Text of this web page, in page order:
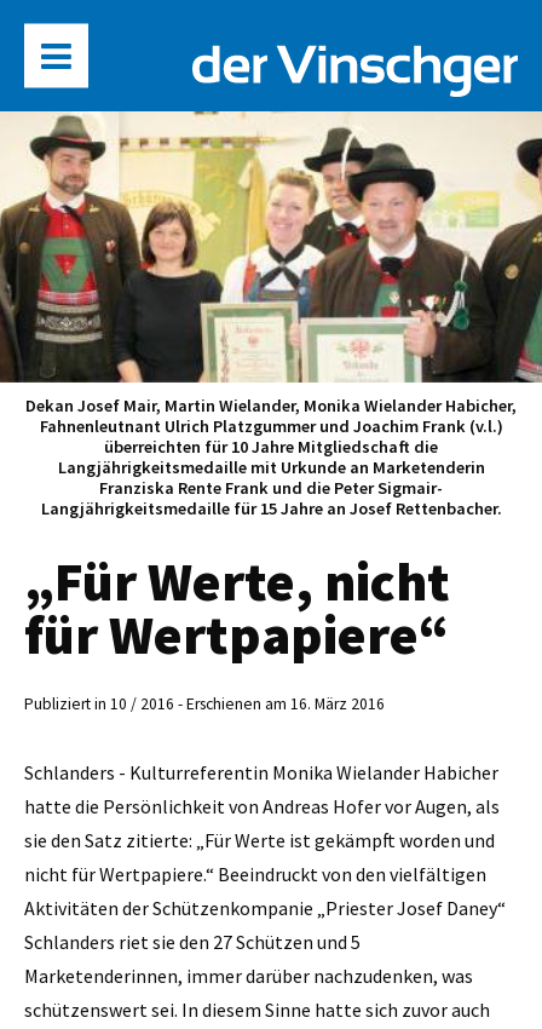
Dekan Josef Mair, Martin Wielander, Monika Wielander Habicher,
Fahnenleutnant Ulrich Platzgummer und Joachim Frank (v.l.)
überreichten für 10 Jahre Mitgliedschaft die
Langjährigkeitsmedaille mit Urkunde an Marketenderin
Franziska Rente Frank und die Peter Sigmair-
Langjährigkeitsmedaille für 15 Jahre an Josef Rettenbacher.
„Für Werte, nicht
für Wertpapiere“
Publiziert in 10 / 2016 - Erschienen am 16. März 2016
Schlanders - Kulturreferentin ­Monika Wielander Habicher
hatte die Persönlichkeit von Andreas Hofer vor Augen, als
sie den Satz zitierte: „Für Werte ist gekämpft worden und
nicht für Wertpapiere.“ Beeindruckt von den vielfältigen
Aktivitäten der Schützenkompanie „Priester Josef Daney“
Schlanders riet sie den 27 Schützen und 5
Marketenderinnen, immer darüber nachzudenken, was
schützenswert sei. In diesem Sinne hatte sich zuvor auch